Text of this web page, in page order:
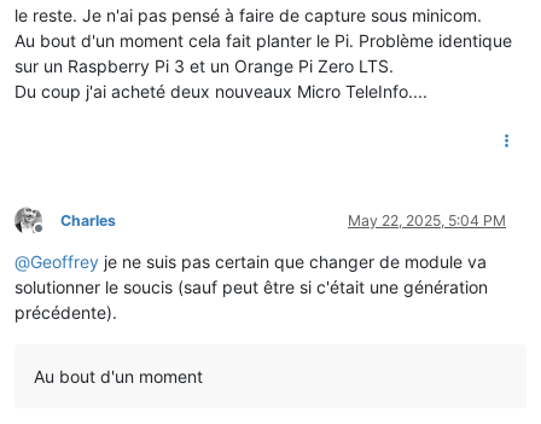
]
10:31:15.298 DEBUG teleinfo2mqtt: Split frame
10:31:15.298  WARN teleinfo2mqtt: Invalid value received for
10:31:15.341 DEBUG teleinfo2mqtt: Split frame
10:31:15.341 DEBUG teleinfo2mqtt: Frame parsed [[object
10:31:15.384 DEBUG teleinfo2mqtt: Split frame
10:31:15.385 DEBUG teleinfo2mqtt: Value for label EASF05 =
10:31:15.385 DEBUG teleinfo2mqtt: Frame parsed [[object
]
le reste. Je n'ai pas pensé à faire de capture sous minicom.
Au bout d'un moment cela fait planter le Pi. Problème identique
sur un Raspberry Pi 3 et un Orange Pi Zero LTS.
Du coup j'ai acheté deux nouveaux Micro TeleInfo....
Offline
Charles May 22, 2025, 5:04 PM
@Geoffrey je ne suis pas certain que changer de module va
solutionner le soucis (sauf peut être si c'était une génération
précédente).
Au bout d'un moment